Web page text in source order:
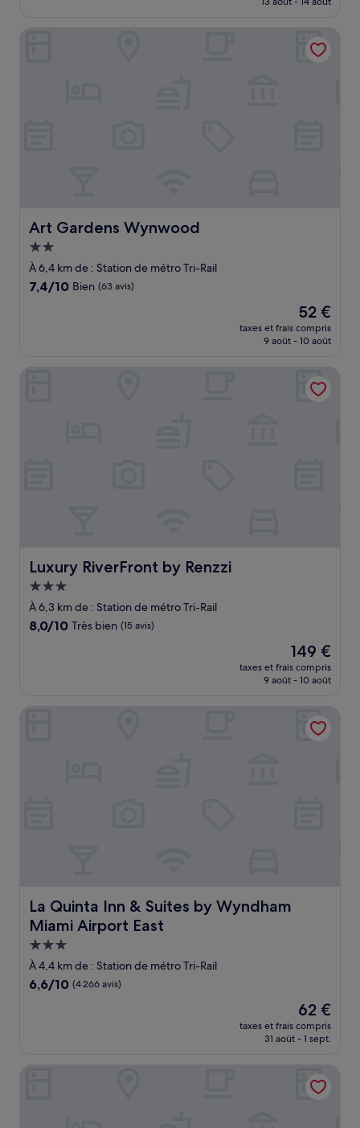
de
61 €
Art Gardens Wynwood
Art Gardens Wynwood
Hébergement
2.0 étoiles
À 6,4 km de : Station de métro Tri-Rail
7.4
7,4/10 Bien (63 avis)
Le
nouveau
prix
de
52 €
52 €
taxes et frais compris
9 août - 10 août
Luxury RiverFront by Renzzi
Luxury RiverFront by Renzzi
Hébergement
3.0 étoiles
À 6,3 km de : Station de métro Tri-Rail
8.0
8,0/10 Très bien (15 avis)
Le
nouveau
prix
de
149 €
149 €
taxes et frais compris
9 août - 10 août
La Quinta Inn & Suites by Wyndham
Miami Airport East
La Quinta Inn & Suites by Wyndham Miami Airport East
Hébergement
3.0 étoiles
À 4,4 km de : Station de métro Tri-Rail
6.6
6,6/10 (4 266 avis)
Le
nouveau
prix
de
62 €
62 €
taxes et frais compris
31 août - 1 sept.
La Quinta Inn & Suites by Wyndham Miami Airport East
Staybridge Suites Miami International Airport by IHG